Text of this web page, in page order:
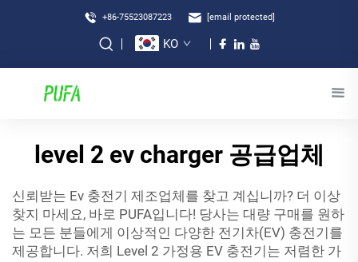
+86-75523087223 [email protected]
KO
level 2 ev charger 공급업체
신뢰받는 Ev 충전기 제조업체를 찾고 계십니까? 더 이상
찾지 마세요, 바로 PUFA입니다! 당사는 대량 구매를 원하
는 모든 분들에게 이상적인 다양한 전기차(EV) 충전기를
제공합니다. 저희 Level 2 가정용 EV 충전기는 저렴한 가